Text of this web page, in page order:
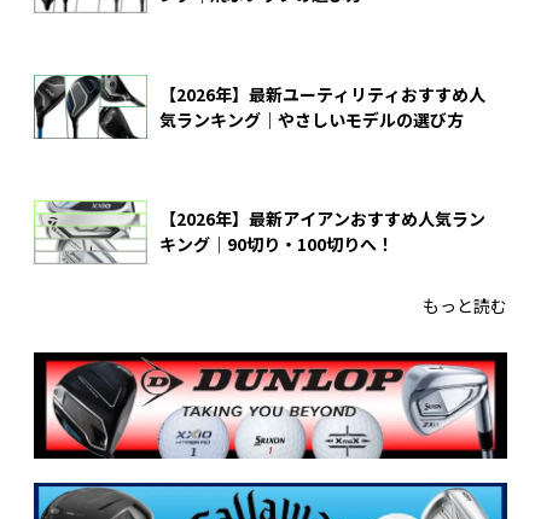
【2026年】最新ユーティリティおすすめ人
気ランキング｜やさしいモデルの選び方
【2026年】最新アイアンおすすめ人気ラン
キング｜90切り・100切りへ！
もっと読む